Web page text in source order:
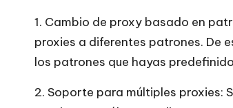
[
P
r
1. Cambio de proxy basado en
proxies a diferentes patrones. De
los patrones que hayas
2. Soporte para múltiples